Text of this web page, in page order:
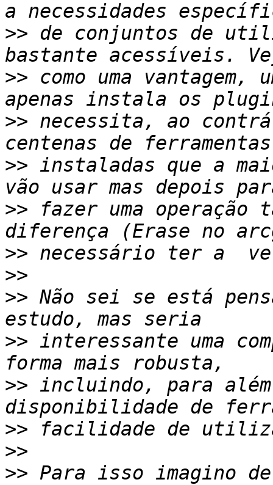
>> de conjuntos de
>> como uma
>> necessita, ao
>> instaladas que a
>> fazer uma operação
>>
>>
>> Não sei se está
>> interessante uma
>> incluindo, para além
>>
>>
>> Para isso imagino